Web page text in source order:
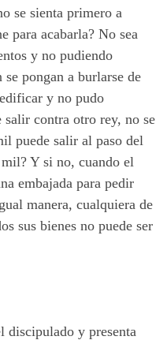
se sienta primero a
para acabarla? No sea
y no pudiendo
pongan a burlarse de
y no pudo
salir contra otro rey, no se
puede salir al paso del
Y si no, cuando el
embajada para pedir
manera, cualquiera de
sus bienes no puede ser
discipulado y presenta